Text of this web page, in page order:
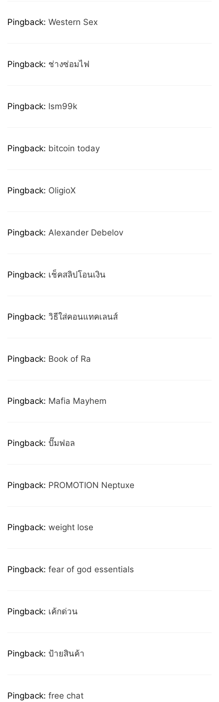
Pingback: Western Sex
Pingback: ช่างซ่อมไฟ
Pingback: lsm99k
Pingback: bitcoin today
Pingback: OligioX
Pingback: Alexander Debelov
Pingback: เช็คสลิปโอนเงิน
Pingback: วิธีใส่คอนแทคเลนส์
Pingback: Book of Ra
Pingback: Mafia Mayhem
Pingback: ปั๊มฟอล
Pingback: PROMOTION Neptuxe
Pingback: weight lose
Pingback: fear of god essentials
Pingback: เค้กด่วน
Pingback: ป้ายสินค้า
Pingback: free chat